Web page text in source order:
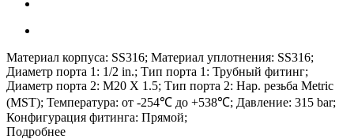
Материал корпуса: SS316; Материал уплотнения: SS316;
Диаметр порта 1: 1/2 in.; Тип порта 1: Трубный фитинг;
Диаметр порта 2: M20 X 1.5; Тип порта 2: Нар. резьба Metric
(MST); Температура: от -254℃ до +538℃; Давление: 315 bar;
Конфигурация фитинга: Прямой;
Подробнее